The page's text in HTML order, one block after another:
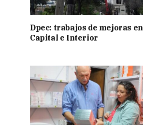
Dpec: trabajos de mejoras en
Capital e Interior